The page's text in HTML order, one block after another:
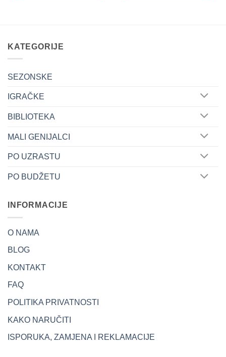
KATEGORIJE
SEZONSKE
IGRAČKE
BIBLIOTEKA
MALI GENIJALCI
PO UZRASTU
PO BUDŽETU
INFORMACIJE
O NAMA
BLOG
KONTAKT
FAQ
POLITIKA PRIVATNOSTI
KAKO NARUČITI
ISPORUKA, ZAMJENA I REKLAMACIJE